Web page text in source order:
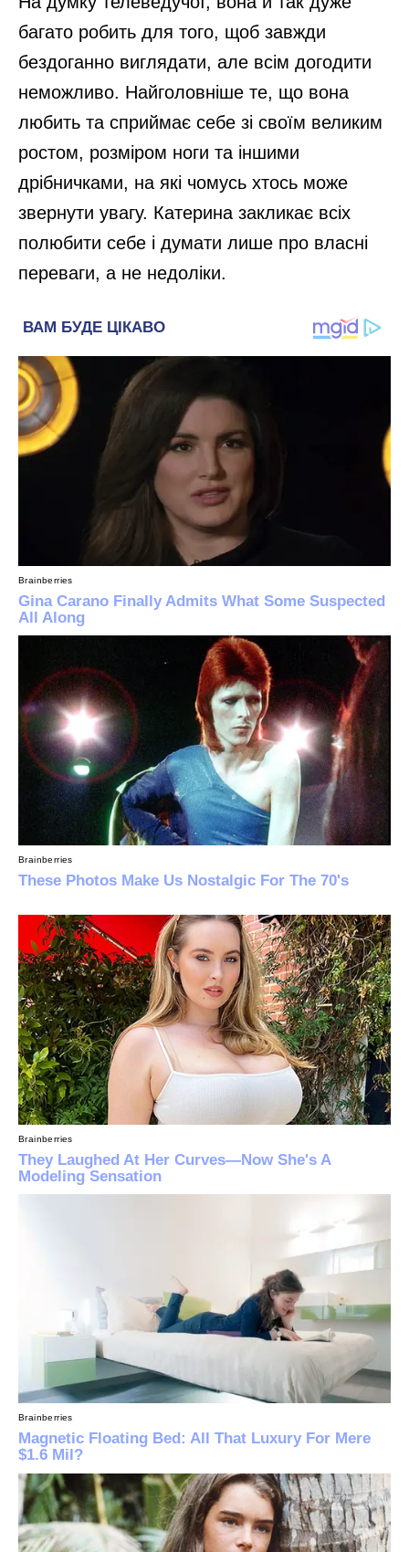
багато робить для того, щоб завжди
бездоганно виглядати, але всім догодити
неможливо. Найголовніше те, що вона
любить та сприймає себе зі своїм великим
ростом, розміром ноги та іншими
дрібничками, на які чомусь хтось може
звернути увагу. Катерина закликає всіх
полюбити себе і думати лише про власні
переваги, а не недоліки.